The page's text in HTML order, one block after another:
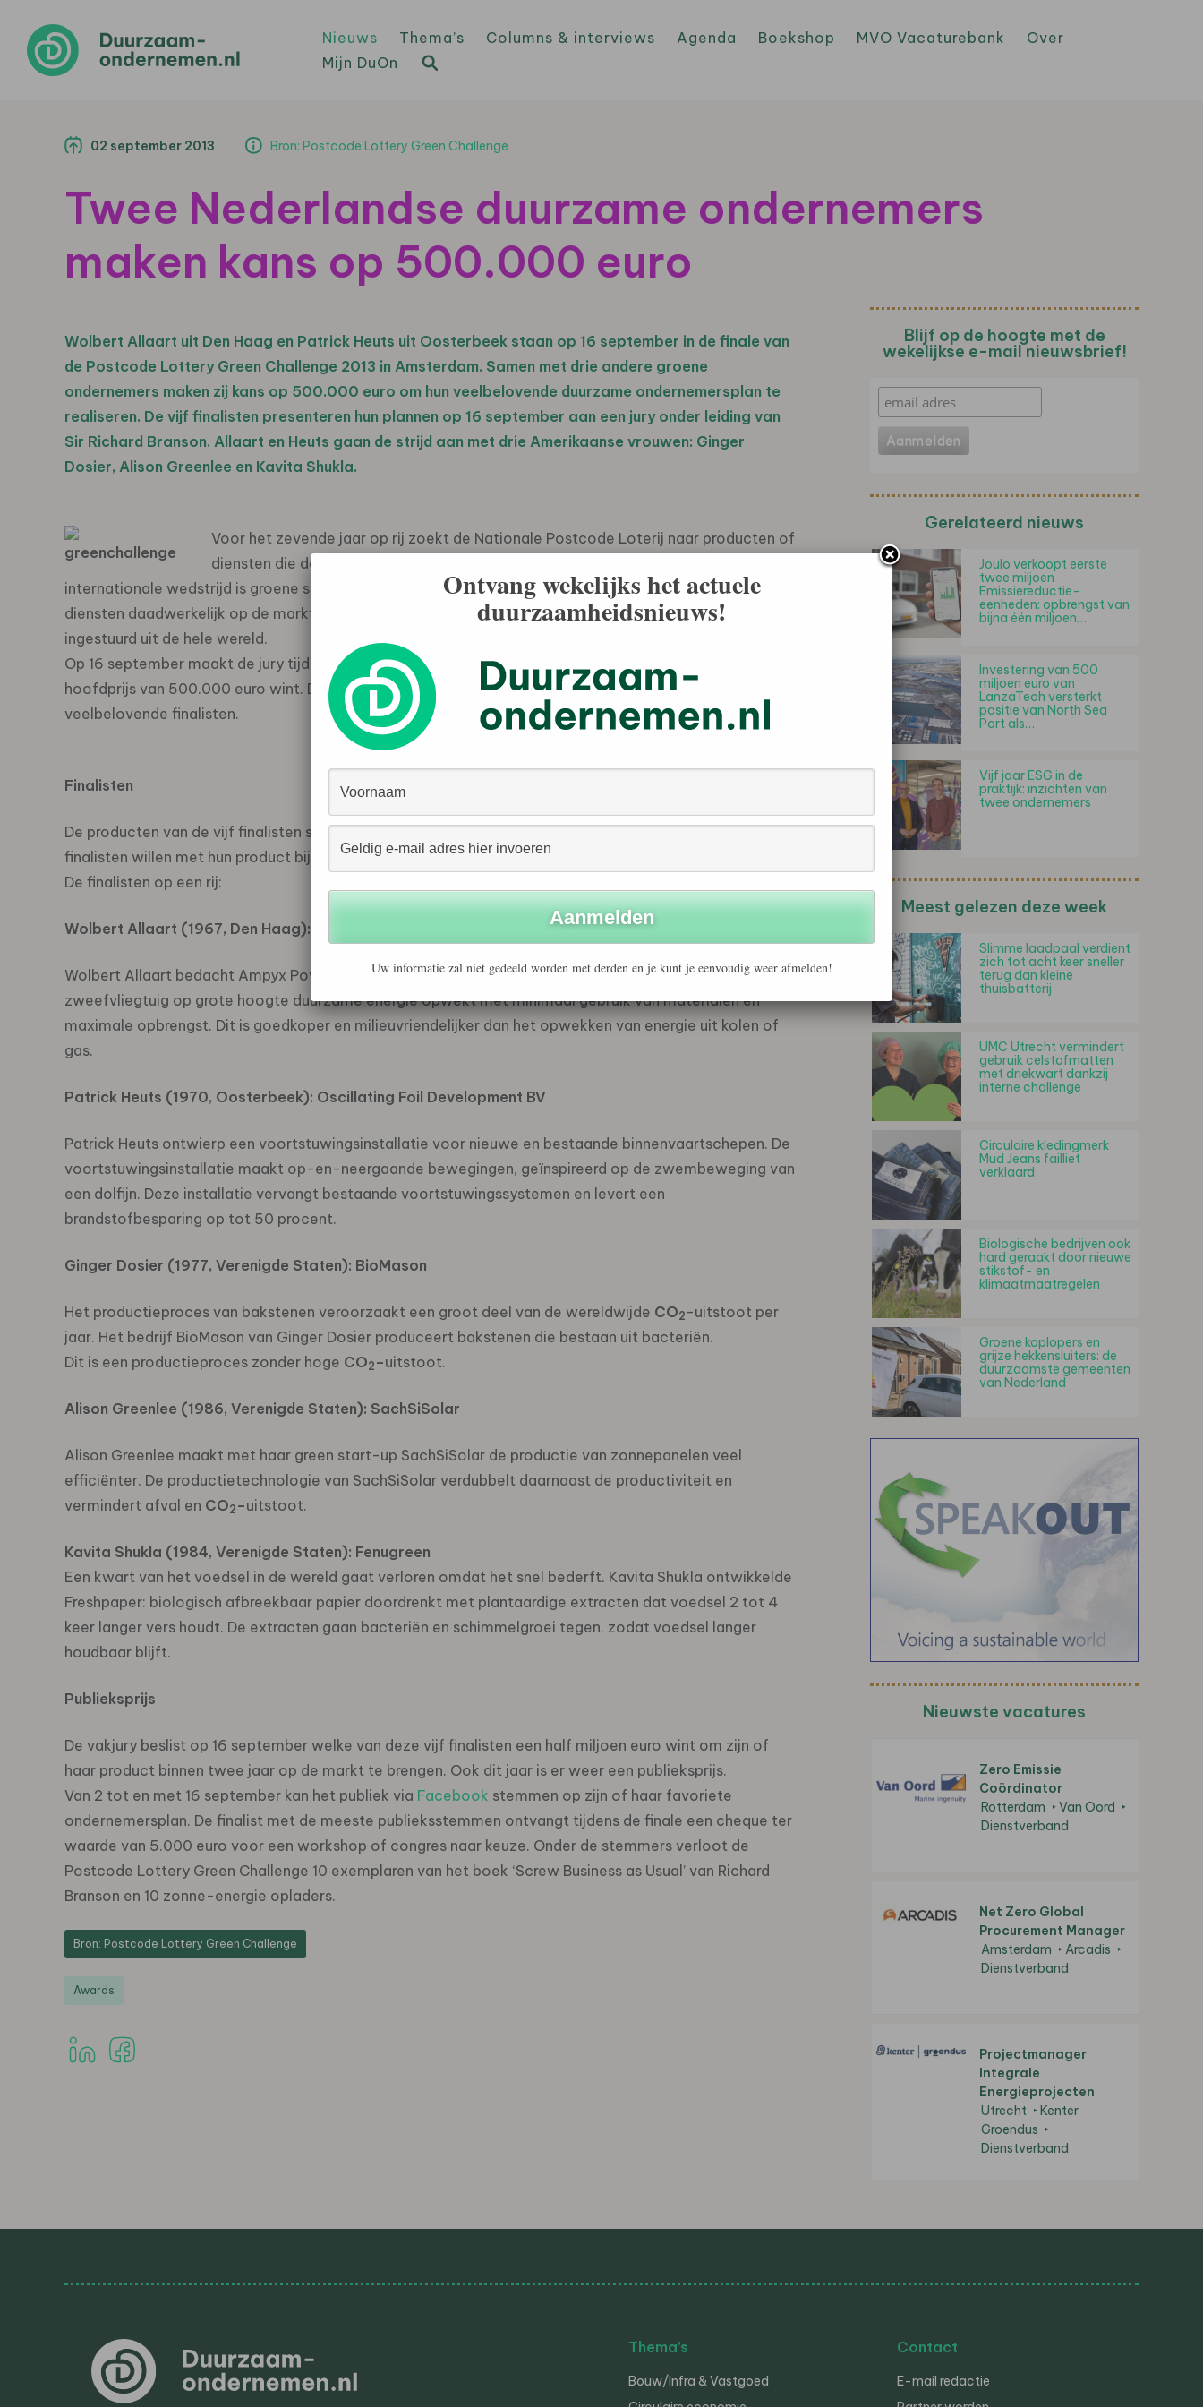
Nieuws Thema’s Columns & interviews Agenda Boekshop MVO Vacaturebank
Over
Mijn DuOn
02 september 2013 Bron: Postcode Lottery Green Challenge
Twee Nederlandse duurzame ondernemers
maken kans op 500.000 euro
Wolbert Allaart uit Den Haag en Patrick Heuts uit Oosterbeek staan op 16 september in de finale van
de Postcode Lottery Green Challenge 2013 in Amsterdam. Samen met drie andere groene
ondernemers maken zij kans op 500.000 euro om hun veelbelovende duurzame ondernemersplan te
realiseren. De vijf finalisten presenteren hun plannen op 16 september aan een jury onder leiding van
Sir Richard Branson. Allaart en Heuts gaan de strijd aan met drie Amerikaanse vrouwen: Ginger
Dosier, Alison Greenlee en Kavita Shukla.
Voor het zevende jaar op rij zoekt de Nationale Postcode Loterij naar producten of
diensten die de uitstoot van broeikasgassen verminderen. Doel van deze
internationale wedstrijd is groene start-ups de kans geven hun innovatieve, duurzame producten of
diensten daadwerkelijk op de markt te brengen. Dit jaar werden er 311 groene ondernemersplannen
ingestuurd uit de hele wereld.
Op 16 september maakt de jury tijdens de finale op het Westergasterrein in Amsterdam bekend wie de
hoofdprijs van 500.000 euro wint. Daarnaast gaat er 200.000 euro naar een of twee andere
veelbelovende finalisten.
Finalisten
De producten van de vijf finalisten scoren
finalisten willen met hun product bijdragen aan een vermindering van de
De finalisten op een rij:
Wolbert Allaart (1967, Den Haag): Ampyx Power
Wolbert Allaart bedacht Ampyx Power. Dit is een nieuwe windenergietechnologie, waarmee een
zweefvliegtuig op grote hoogte duurzame energie opwekt met minimaal gebruik van materialen en
maximale opbrengst. Dit is goedkoper en milieuvriendelijker dan het opwekken van energie uit kolen of
gas.
Patrick Heuts (1970, Oosterbeek): Oscillating Foil Development BV
Patrick Heuts ontwierp een voortstuwingsinstallatie voor nieuwe en bestaande binnenvaartschepen. De
voortstuwingsinstallatie maakt op-en-neergaande bewegingen, geïnspireerd op de zwembeweging van
een dolfijn. Deze installatie vervangt bestaande voortstuwingssystemen en levert een
brandstofbesparing op tot 50 procent.
Ginger Dosier (1977, Verenigde Staten): BioMason
Het productieproces van bakstenen veroorzaakt een groot deel van de wereldwijde CO2 -uitstoot per
jaar. Het bedrijf BioMason van Ginger Dosier produceert bakstenen die bestaan uit bacteriën.
Dit is een productieproces zonder hoge CO2 –uitstoot.
Alison Greenlee (1986, Verenigde Staten): SachSiSolar
Alison Greenlee maakt met haar green start-up SachSiSolar de productie van zonnepanelen veel
efficiënter. De productietechnologie van SachSiSolar verdubbelt daarnaast de productiviteit en
vermindert afval en CO2 –uitstoot.
Kavita Shukla (1984, Verenigde Staten): Fenugreen
Een kwart van het voedsel in de wereld gaat verloren omdat het snel bederft. Kavita Shukla ontwikkelde
Freshpaper: biologisch afbreekbaar papier doordrenkt met plantaardige extracten dat voedsel 2 tot 4
keer langer vers houdt. De extracten gaan bacteriën en schimmelgroei tegen, zodat voedsel langer
houdbaar blijft.
Publieksprijs
De vakjury beslist op 16 september welke van deze vijf finalisten een half miljoen euro wint om zijn of
haar product binnen twee jaar op de markt te brengen. Ook dit jaar is er weer een publieksprijs.
Van 2 tot en met 16 september kan het publiek via Facebook stemmen op zijn of haar favoriete
ondernemersplan. De finalist met de meeste publieksstemmen ontvangt tijdens de finale een cheque ter
waarde van 5.000 euro voor een workshop of congres naar keuze. Onder de stemmers verloot de
Postcode Lottery Green Challenge 10 exemplaren van het boek ‘Screw Business as Usual’ van Richard
Branson en 10 zonne-energie opladers.
Bron: Postcode Lottery Green Challenge
Awards
Blijf op de hoogte met de
wekelijkse e-mail nieuwsbrief!
Gerelateerd nieuws
Joulo verkoopt eerste
twee miljoen
Emissiereductie-
eenheden: opbrengst van
bijna één miljoen…
Investering van 500
miljoen euro van
LanzaTech versterkt
positie van North Sea
Port als…
Vijf jaar ESG in de
praktijk: inzichten van
twee ondernemers
Meest gelezen deze week
Slimme laadpaal verdient
zich tot acht keer sneller
terug dan kleine
thuisbatterij
UMC Utrecht vermindert
gebruik celstofmatten
met driekwart dankzij
interne challenge
Circulaire kledingmerk
Mud Jeans failliet
verklaard
Biologische bedrijven ook
hard geraakt door nieuwe
stikstof- en
klimaatmaatregelen
Groene koplopers en
grijze hekkensluiters: de
duurzaamste gemeenten
van Nederland
Nieuwste vacatures
Zero Emissie
Coördinator
Rotterdam
Van Oord
Dienstverband
Net Zero Global
Procurement Manager
Amsterdam
Arcadis
Dienstverband
Projectmanager
Integrale
Energieprojecten
Utrecht
Kenter
Groendus
Dienstverband
Thema’s
Bouw/Infra & Vastgoed
Contact
E-mail redactie
Ontvang wekelijks het actuele
duurzaamheidsnieuws!
Uw informatie zal niet gedeeld worden met derden en je kunt je eenvoudig weer afmelden!